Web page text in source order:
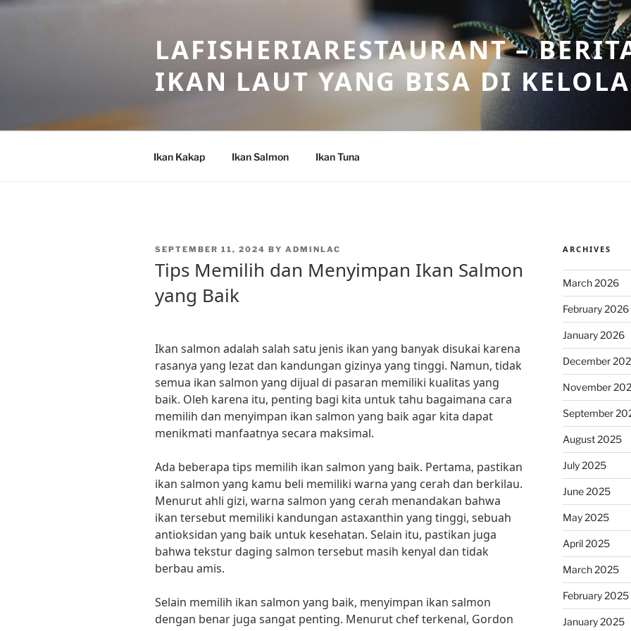
Skip
LAFISHERIARESTAURANT –
IKAN LAUT YANG BISA DI
Ikan Kakap Ikan Salmon Ikan Tuna
POSTED
SEPTEMBER 11, 2024 BY ADMINLAC
Tips Memilih dan Menyimpan Ikan Salmon
yang Baik
Ikan salmon adalah salah satu jenis ikan yang banyak disukai karena
rasanya yang lezat dan kandungan gizinya yang tinggi. Namun, tidak
semua ikan salmon yang dijual di pasaran memiliki kualitas yang
baik. Oleh karena itu, penting bagi kita untuk tahu bagaimana cara
memilih dan menyimpan ikan salmon yang baik agar kita dapat
menikmati manfaatnya secara maksimal.
Ada beberapa tips memilih ikan salmon yang baik. Pertama, pastikan
ikan salmon yang kamu beli memiliki warna yang cerah dan berkilau.
Menurut ahli gizi, warna salmon yang cerah menandakan bahwa
ikan tersebut memiliki kandungan astaxanthin yang tinggi, sebuah
antioksidan yang baik untuk kesehatan. Selain itu, pastikan juga
bahwa tekstur daging salmon tersebut masih kenyal dan tidak
berbau amis.
Selain memilih ikan salmon yang baik, menyimpan ikan salmon
dengan benar juga sangat penting. Menurut chef terkenal, Gordon
ARCHIVES
March 2026
February 2026
January 2026
December
November
September
August 2025
July 2025
June 2025
May 2025
April 2025
March 2025
February 2025
January 2025